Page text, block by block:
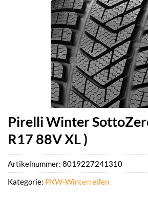
Pirelli Winter
R17 88V XL )
Artikelnummer: 8019227241310
Kategorie: PKW-Winterreifen